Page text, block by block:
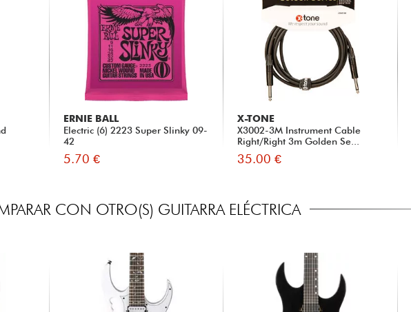
ERNIE BALL
Electric (6) 2223 Super Slinky 09-
42
5.70 €
X-TONE
X3002-3M Instrument Cable
Right/Right 3m Golden Se...
35.00 €
CON OTRO(S) GUITARRA ELÉCTRICA